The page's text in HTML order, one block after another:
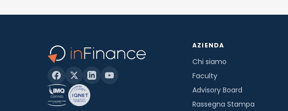
AZIENDA
Chi siamo
Faculty
Advisory Board
Rassegna Stampa